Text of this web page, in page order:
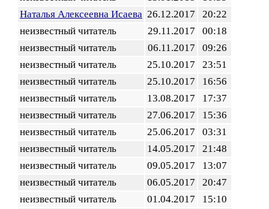
Наталья Алексеевна Исаева 26.12.2017
20:22
неизвестный читатель
29.11.2017
00:18
неизвестный читатель
06.11.2017
09:26
неизвестный читатель
25.10.2017
23:51
неизвестный читатель
25.10.2017
16:56
неизвестный читатель
13.08.2017
17:37
неизвестный читатель
27.06.2017
15:36
неизвестный читатель
25.06.2017
03:31
неизвестный читатель
14.05.2017
21:48
неизвестный читатель
09.05.2017
13:07
неизвестный читатель
06.05.2017
20:47
неизвестный читатель
01.04.2017
15:10